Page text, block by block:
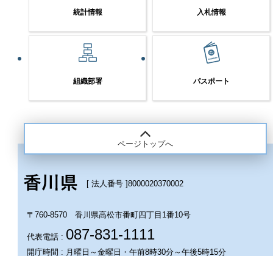
統計情報 入札情報
組織部署 パスポート
ページトップへ
[ 法人番号 ]8000020370002
〒760-8570 香川県高松市番町四丁目1番10号
代表電話 : 087-831-1111
開庁時間 : 月曜日～金曜日・午前8時30分～午後5時15分